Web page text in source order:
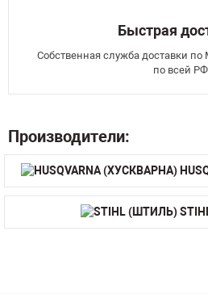
Быстрая
Собственная служба доставки
по всей РФ
Производители: